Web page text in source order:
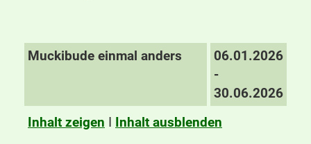
Muckibude einmal anders
06.01.2026
-
30.06.2026
Inhalt zeigen I Inhalt ausblenden